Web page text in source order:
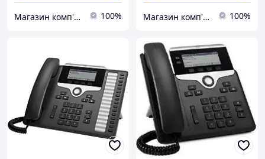
Магазин комп'ютерної техніки 100% Магазин комп'ютерної техніки 100%